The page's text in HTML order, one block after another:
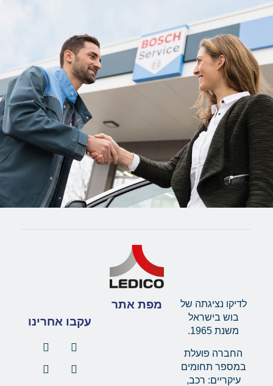
לדיקו נציגתה של
בוש בישראל
משנת 1965.
החברה פועלת
במספר תחומים
עיקריים: רכב,
מפת אתר
עקבו אחרינו